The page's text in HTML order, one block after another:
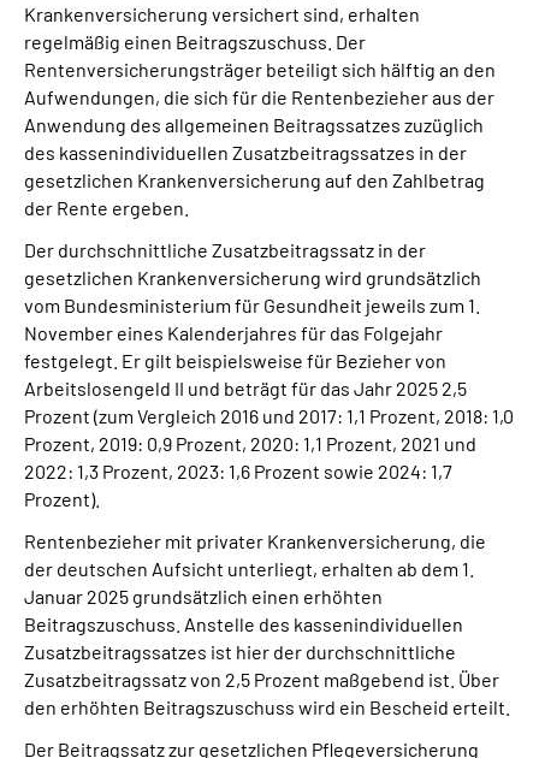
Krankenversicherung versichert sind, erhalten
regelmäßig einen Beitragszuschuss. Der
Rentenversicherungsträger beteiligt sich hälftig an den
Aufwendungen, die sich für die Rentenbezieher aus der
Anwendung des allgemeinen Beitragssatzes zuzüglich
des kassenindividuellen Zusatzbeitragssatzes in der
gesetzlichen Krankenversicherung auf den Zahlbetrag
der Rente ergeben.
Der durchschnittliche Zusatzbeitragssatz in der
gesetzlichen Krankenversicherung wird grundsätzlich
vom Bundesministerium für Gesundheit jeweils zum 1.
November eines Kalenderjahres für das Folgejahr
festgelegt. Er gilt beispielsweise für Bezieher von
Arbeitslosengeld II und beträgt für das Jahr 2025 2,5
Prozent (zum Vergleich 2016 und 2017: 1,1 Prozent, 2018: 1,0
Prozent, 2019: 0,9 Prozent, 2020: 1,1 Prozent, 2021 und
2022: 1,3 Prozent, 2023: 1,6 Prozent sowie 2024: 1,7
Prozent).
Rentenbezieher mit privater Krankenversicherung, die
der deutschen Aufsicht unterliegt, erhalten ab dem 1.
Januar 2025 grundsätzlich einen erhöhten
Beitragszuschuss. Anstelle des kassenindividuellen
Zusatzbeitragssatzes ist hier der durchschnittliche
Zusatzbeitragssatz von 2,5 Prozent maßgebend ist. Über
den erhöhten Beitragszuschuss wird ein Bescheid erteilt.
Der Beitragssatz zur gesetzlichen Pflegeversicherung